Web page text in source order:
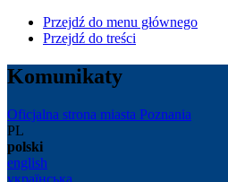
Przejdź do menu głównego
Przejdź do treści
Komunikaty
Oficjalna strona miasta Poznania
PL
polski
english
українська